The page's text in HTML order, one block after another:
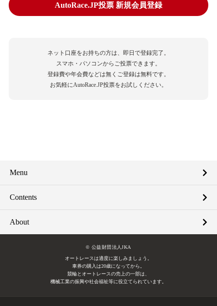
AutoRace.JP投票 新規会員登録
ネット口座をお持ちの方は、即日で登録完了。
スマホ・パソコンからご投票できます。
登録費や年会費などは無くご登録は無料です。
お気軽にAutoRace.JP投票をお試しください。
Menu
Contents
About
© 公益財団法人JKA
オートレースは適度に楽しみましょう。
車券の購入は20歳になってから。
競輪とオートレースの売上の一部は、
機械工業の振興や社会福祉等に役立てられています。